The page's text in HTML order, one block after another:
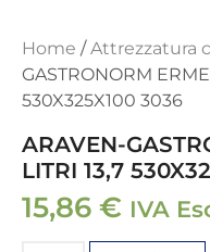
Home /Attrezzatura
GASTRONORM
530X325X100 3036
ARAVEN-
LITRI 13,7
15,86 € IVA